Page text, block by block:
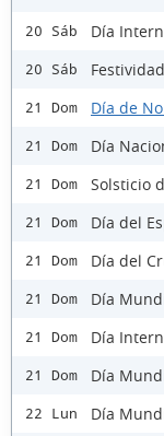
20 Sáb Día
20 Sáb
21 Dom Día de
21 Dom Día
21 Dom Solsticio
21 Dom Día del
21 Dom Día del
21 Dom Día
21 Dom Día
21 Dom Día
22 Lun Día